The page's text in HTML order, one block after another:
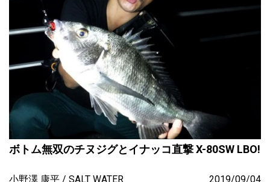
ボトム無双のチヌジグとイナッコ直撃 X-80SW LBO!
小野澤 康平 SALT WATER 2019/09/04